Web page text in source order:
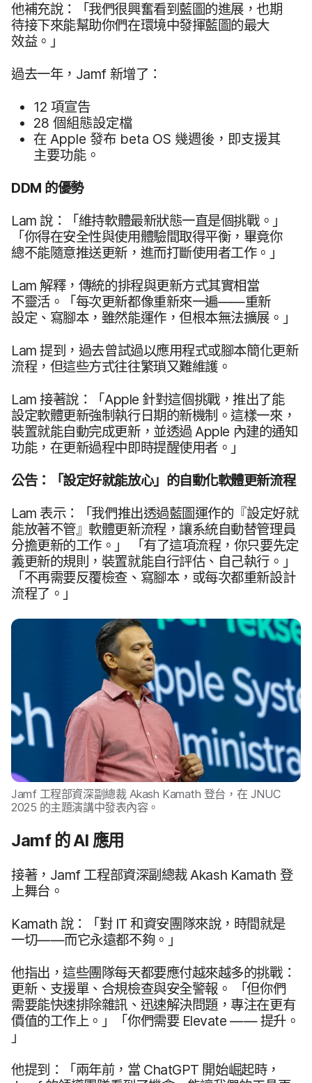
他​補充​說：​「我們​很​興奮​看到​藍圖​的​進展，​也​期​
待接​下​來​能​幫助​你們​在​環境​中發揮​藍圖​的​最​大​
效益。​」
過去​一​年， Jamf 新​增了：
12 項​宣告
28 個​組態​設定​檔
在 Apple 發布 beta OS 幾​週​後，​即​支援​其​
主要​功能。
DDM 的​優勢
Lam說：​「維持​軟體​最​新​狀態​一直​是​個​挑戰。​」
「你得​在​安全性​與​使用​體驗間​取得​平衡，​畢竟​你​
總不能​隨意​推送​更新，​進而​打斷​使用​者​工作。​」
Lam解釋，​傳統​的​排程​與​更新​方式​其實​相當​
不靈活。​「每​次​更​新​都​像​重新​來​一​遍​——重新​
設定、​寫腳本，​雖然​能​運作，​但​根本​無法​擴展。​」
Lam提到，​過去​曾​試過​以​應用​程式​或​腳本​簡化​更​新​
流程，​但​這些​方式​往往繁瑣​又​難​維護。
Lam接​著​說：​「Apple 針對​這​個​挑戰，​推出​了​能​
設定​軟體​更​新​強制​執行​日期​的​新​機制。​這樣​一來，​
裝置​就​能​自動​完成​更​新，​並​透過Apple 內建​的​通知​
功能，​在​更​新​過程​中即​時​提醒​使用者。​」
公告：​「設定​好​就​能​放心」​的​自動化​軟體​更​新​流程
Lam 表示：​「我們​推出​透過​藍圖​運作​的​『​設定​好​就​
能​放​著​不​管』​軟體​更​新​流程，​讓​系統​自動替​管理員​
分擔​更​新​的​工作。​」
「有​了​這​項​流程，​你​只要​先定​
義​更​新​的​規則，​裝置​就​能​自行​評估、​自己​執行。​」​
「不再​需要​反覆​檢查、​寫腳本，​或​每​次​都​重新​設計​
流程​了。​」
Jamf 工程部​資深​副總裁Akash Kamath 登台，​在 JNUC
2025 的​主題​演講​中​發表​內容。
Jamf 的AI 應​用
接著， Jamf 工程部​資深​副總裁Akash Kamath 登​
上​舞台。
Kamath 說：​「對IT和​資安團隊​來​說，​時間​就是​
一切​——​而​它永遠​都​不夠。​」
他​指出，​這些​團隊​每​天​都​要​應付越來​越多​的​挑戰：​
更新、​支援單、​合規​檢查​與​安全​警報。
「但​你們​
需要​能​快速​排除​雜訊、​迅速​解決​問題，​專注​在​更​有​
價值​的​工作​上。​」​「你們​需要Elevate——提升。​
」
他​提到：​「兩​年​前，​當 ChatGPT 開始​崛​起​時，